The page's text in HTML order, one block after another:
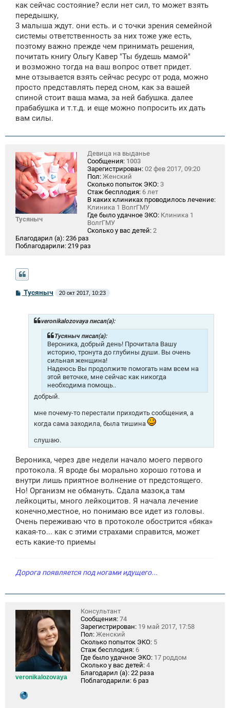
как сейчас состояние? если нет сил, то может взять
передышку,
3 малыша ждут. они есть. и с точки зрения семейной
системы ответственность за них тоже уже есть,
поэтому важно прежде чем принимать решения,
почитать книгу Ольгу Кавер "Ты будешь мамой"
и возможно тогда на ваш вопрос ответ придет.
мне отзывается взять сейчас ресурс от рода, можно
просто представлять перед сном, как за вашей
спиной стоит ваша мама, за ней бабушка. далее
прабабушка и т.т.д. и еще можно попросить их дать
вам силы.
Тусяныч
Девица на выданье
Сообщения: 1003
Зарегистрирован: 02 фев 2017, 09:20
Пол: Женский
Сколько попыток ЭКО: 3
Стаж бесплодия: 6 лет
В каких клиниках проводилось лечение:
Клиника 1 ВолгГМУ
Где было удачное ЭКО: Клиника 1
ВолгГМУ
Сколько у вас детей: 2
Благодарил (а): 236 раз
Поблагодарили: 219 раз
СТусяныч 20 окт 2017, 10:23
veronikalozovaya писал(а):
Тусяныч писал(а):
Вероника, добрый день! Прочитала Вашу
историю, тронута до глубины души. Вы очень
сильная женщина!
Надеюсь Вы продолжите помогать нам всем на
этой веточке, мне сейчас как никогда
необходима помощь..
добрый.
мне почему-то перестали приходить сообщения, а
когда сама заходила, была тишина
слушаю.
Вероника, через две недели начало моего первого
протокола. Я вроде бы морально хорошо готова и
внутри лишь приятное волнение от предстоящего.
Но! Организм не обмануть. Сдала мазок,а там
лейкоциты, много лейкоцитов. Я начала лечение
конечно,местное, но понимаю все идет из головы.
Очень переживаю что в протоколе обострится «бяка»
какая-то... как с этими страхами справится, может
есть какие-то приемы
Дорога появляется под ногами идущего...
veronikalozovaya
Консультант
Сообщения: 74
Зарегистрирован: 19 май 2017, 17:58
Пол: Женский
Сколько попыток ЭКО: 5
Стаж бесплодия: 6
Где было удачное ЭКО: 17 роддом
Сколько у вас детей: 4
Благодарил (а): 22 раза
Поблагодарили: 6 раз